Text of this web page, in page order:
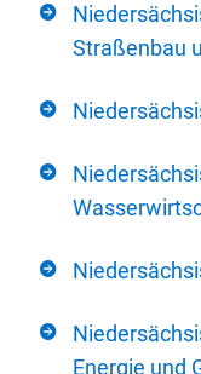
Straßenbau
Energie und